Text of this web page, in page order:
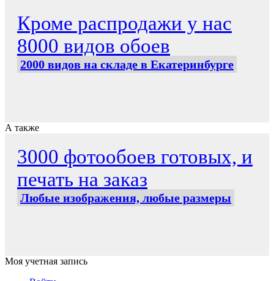
Кроме распродажи у нас
8000 видов обоев
2000 видов на складе в Екатеринбурге
А также
3000 фотообоев готовых, и
печать на заказ
Любые изображения, любые размеры
Моя учетная запись